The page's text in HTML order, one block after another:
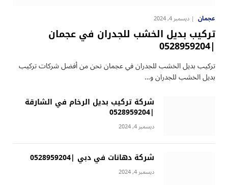
عجمان ديسمبر 4, 2024
تركيب بديل الخشب للجدران في عجمان
|0528959204
تركيب بديل الخشب للجدران في عجمان نحن من أفضل شركات تركيب
بديل الخشب للجدران و…
شركة تركيب بديل الرخام في الشارقة
|0528959204
ديسمبر 4, 2024
شركة دهانات في دبي |0528959204
ديسمبر 4, 2024